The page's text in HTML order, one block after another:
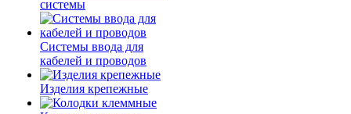
системы
Системы ввода для
кабелей и проводов
Изделия крепежные